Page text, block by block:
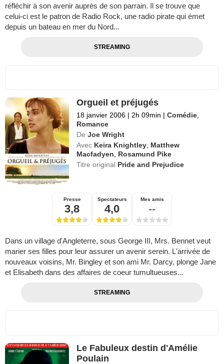
réfléchir à son avenir auprès de son parrain. Il se trouve que
celui-ci est le patron de Radio Rock, une radio pirate qui émet
depuis un bateau en mer du Nord...
STREAMING
Orgueil et préjugés
18 janvier 2006 | 2h 09min | Comédie
Romance
De Joe Wright
Avec Keira Knightley Matthew
Macfadyen
Rosamund Pike
Titre original Pride and Prejudice
Presse
3,8
Spectateurs
4,0
Mes amis
--
Dans un village d'Angleterre, sous George III, Mrs. Bennet veut
marier ses filles pour leur assurer un avenir serein. L'arrivée de
nouveaux voisins, Mr. Bingley et son ami Mr. Darcy, plonge Jane
et Elisabeth dans des affaires de coeur tumultueuses...
STREAMING
Le Fabuleux destin d'Amélie
Poulain